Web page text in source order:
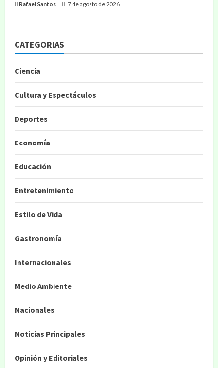
Rafael Santos 7 de agosto de 2026
CATEGORIAS
Ciencia
Cultura y Espectáculos
Deportes
Economía
Educación
Entretenimiento
Estilo de Vida
Gastronomía
Internacionales
Medio Ambiente
Nacionales
Noticias Principales
Opinión y Editoriales